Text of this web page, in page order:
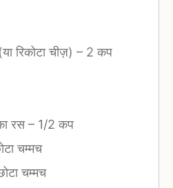
रिकोटा चीज़) – 2 कप
रस– 1/2 कप
चम्मच
चम्मच